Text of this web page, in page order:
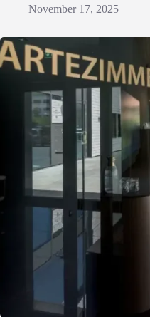
November 17, 2025